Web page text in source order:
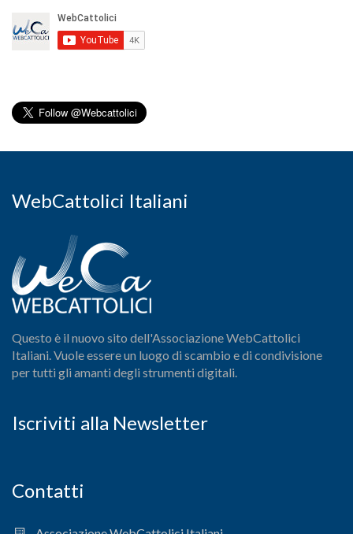
WebCattolici Italiani
Questo è il nuovo sito dell'Associazione WebCattolici
Italiani. Vuole essere un luogo di scambio e di condivisione
per tutti gli amanti degli strumenti digitali.
Iscriviti alla Newsletter
Contatti